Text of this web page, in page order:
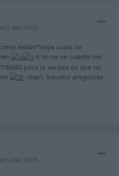
del 2005
estáis?Vaya susto no
A mi no se cuanto me
pero la verdad es que no
:clap1: Saludos amigos/as
del 2005